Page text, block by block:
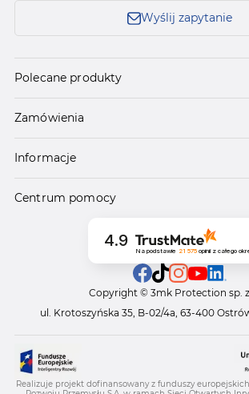
Wyślij zapytanie
Polecane produkty
Zamówienia
Informacje
Centrum pomocy
4.9
Na podstawie 21 575opinii z całego
Copyright © 3mk Protection sp.
ul. Krotoszyńska 35, B-02/4a, 63-400
Realizuje projekt dofinansowany z funduszy